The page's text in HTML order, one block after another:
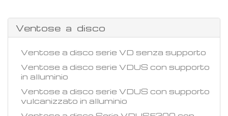
Ventose a disco
Ventose a disco serie VD senza supporto
Ventose a disco serie VDUS con supporto
in alluminio
Ventose a disco serie VDUS con supporto
vulcanizzato in alluminio